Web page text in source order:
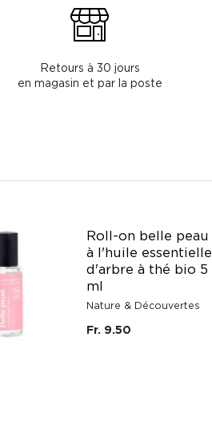
Retours à 30 jours
en magasin et par la poste
Roll-on belle peau
à l'huile essentielle
d'arbre à thé bio 5
ml
Nature & Découvertes
Fr. 9.50